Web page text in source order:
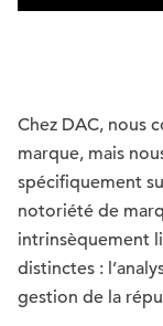
Chez DAC, nous
marque, mais
spécifiquement
notoriété de
intrinsèquement
distinctes :
gestion de la